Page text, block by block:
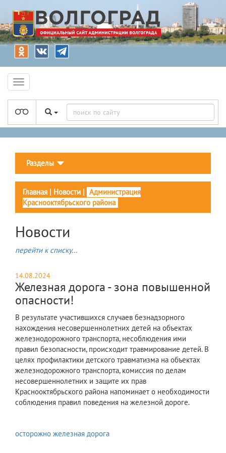
Разделы
Главная | Новости | Администрация
Краснооктябрьского района
Новости
перейти к списку...
14.08.2024
Железная дорога - зона повышенной
опасности!
В результате участившихся случаев безнадзорного
нахождения несовершеннолетних детей на объектах
железнодорожного транспорта, несоблюдения ими
правил безопасности, происходит травмирование детей. В
целях профилактики детского травматизма на объектах
железнодорожного транспорта, комиссия по делам
несовершеннолетних и защите их прав
Краснооктябрьского района напоминает о необходимости
соблюдения правил поведения на железной дороге.
осторожно железная дорога